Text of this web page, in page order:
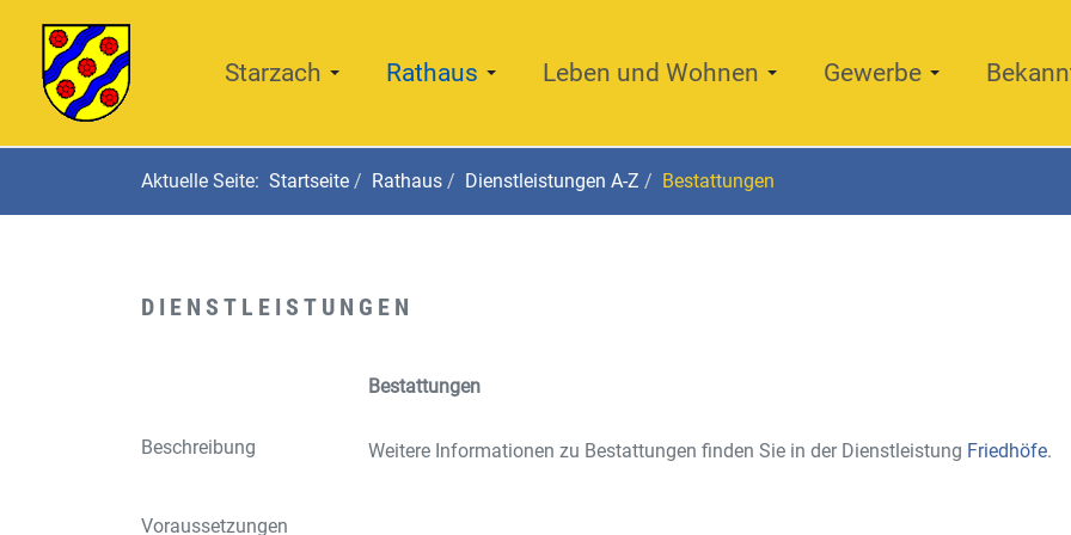
Starzach Rathaus Leben und Wohnen Gewerbe
Aktuelle Seite: Startseite Rathaus Dienstleistungen A-Z Bestattungen
DIENSTLEISTUNGEN
Bestattungen
Beschreibung Weitere Informationen zu Bestattungen finden Sie in der Dienstleistung Friedhöfe.
Voraussetzungen